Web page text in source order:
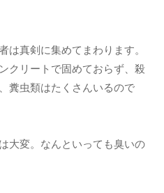
は真剣に集めてまわります。
クリートで固めておらず、殺
糞虫類はたくさんいるので
大変。なんといっても臭いの